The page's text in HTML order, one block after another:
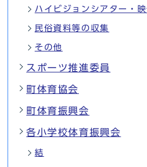
ハイビジョンシアター・
民俗資料等の収集
その他
スポーツ推進委員
町体育協会
町体育振興会
各小学校体育振興会
結